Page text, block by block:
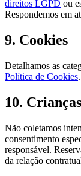
direitos LGPD ou
Respondemos em
9. Cookies
Detalhamos as
Política de Cookies.
10.
Não coletamos
consentimento
responsável.
da relação